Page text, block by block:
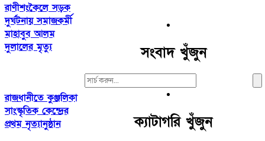
রাণীশংকৈলে সড়ক
দুর্ঘটনায় সমাজকর্মী
মাহাবুব আলম
দুলালের মৃত্যু
রাজধানীতে কুঞ্জলিকা
সাংস্কৃতিক কেন্দ্রের
প্রথম নৃত্যানুষ্ঠান
সংবাদ খুঁজুন
Search
ক্যাটাগরি খুঁজুন